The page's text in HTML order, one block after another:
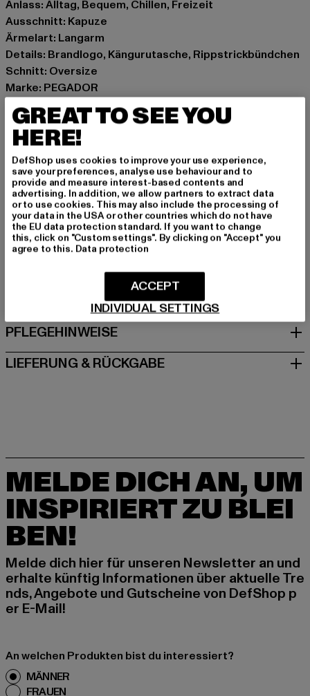
Anlass: Alltag, Bequem, Chillen, Freizeit
Ausschnitt: Kapuze
Ärmelart: Langarm
Details: Brandlogo, Kängurutasche, Rippstrickbündchen
Schnitt: Oversize
Marke: PEGADOR
Kat.: Sweat & Fleece - Hoodies
Farbe: schwarz
Hersteller Farbe: washed black
Materialzusammensetzung: 80% Baumwolle, 20%
Polyester
Art.Nr: PGDR3915-01921
Hersteller: The Mad Agency GmbH |
info@themad.agency
Hollefeldstraße 16 | 48282 Emsdetten | DE
GRÖSSE & PASSFORM
PFLEGEHINWEISE
LIEFERUNG & RÜCKGABE
MELDE DICH AN, UM
INSPIRIERT ZU BLEI
BEN!
Melde dich hier für unseren Newsletter an und
erhalte künftig Informationen über aktuelle Tre
nds, Angebote und Gutscheine von DefShop p
er E-Mail!
An welchen Produkten bist du interessiert?
MÄNNER
FRAUEN
GREAT TO SEE YOU
HERE!
DefShop uses cookies to improve your use experience,
save your preferences, analyse use behaviour and to
provide and measure interest-based contents and
advertising. In addition, we allow partners to extract data
or to use cookies. This may also include the processing of
your data in the USA or other countries which do not have
the EU data protection standard. If you want to change
this, click on "Custom settings". By clicking on "Accept" you
agree to this. Data protection
INDIVIDUAL SETTINGS
ACCEPT